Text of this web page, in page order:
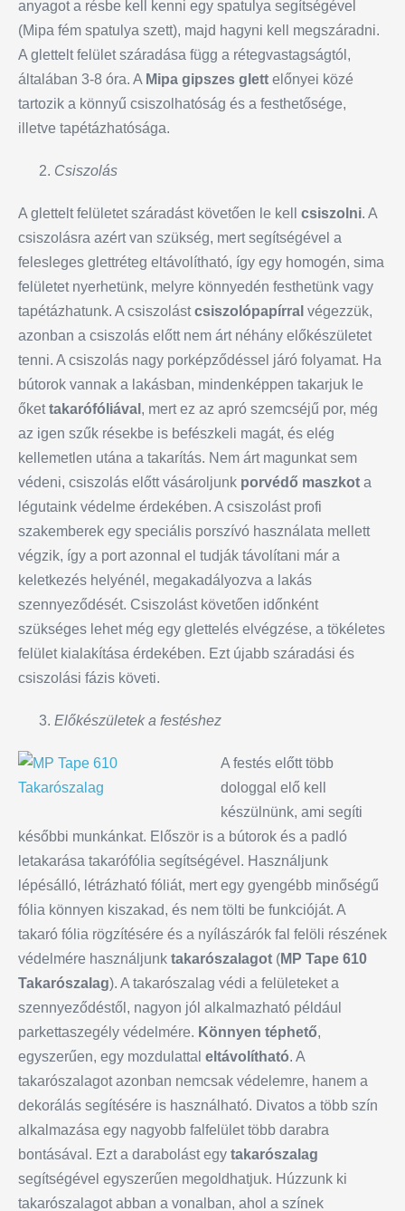
anyagot a résbe kell kenni egy spatulya segítségével
(Mipa fém spatulya szett), majd hagyni kell megszáradni.
A glettelt felület száradása függ a rétegvastagságtól,
általában 3-8 óra. A Mipa gipszes glett előnyei közé
tartozik a könnyű csiszolhatóság és a festhetősége,
illetve tapétázhatósága.
Csiszolás
A glettelt felületet száradást követően le kell csiszolni. A
csiszolásra azért van szükség, mert segítségével a
felesleges glettréteg eltávolítható, így egy homogén, sima
felületet nyerhetünk, melyre könnyedén festhetünk vagy
tapétázhatunk. A csiszolástcsiszolópapírral végezzük,
azonban a csiszolás előtt nem árt néhány előkészületet
tenni. A csiszolás nagy porképződéssel járó folyamat. Ha
bútorok vannak a lakásban, mindenképpen takarjuk le
őkettakarófóliával , mert ez az apró szemcséjű por, még
az igen szűk résekbe is befészkeli magát, és elég
kellemetlen utána a takarítás. Nem árt magunkat sem
védeni, csiszolás előtt vásároljunk porvédő maszkot a
légutaink védelme érdekében. A csiszolást profi
szakemberek egy speciális porszívó használata mellett
végzik, így a port azonnal el tudják távolítani már a
keletkezés helyénél, megakadályozva a lakás
szennyeződését. Csiszolást követően időnként
szükséges lehet még egy glettelés elvégzése, a tökéletes
felület kialakítása érdekében. Ezt újabb száradási és
csiszolási fázis követi.
Előkészületek a festéshez
A festés előtt több
dologgal elő kell
készülnünk, ami segíti
későbbi munkánkat. Először is a bútorok és a padló
letakarása takarófólia segítségével. Használjunk
lépésálló, létrázható fóliát, mert egy gyengébb minőségű
fólia könnyen kiszakad, és nem tölti be funkcióját. A
takaró fólia rögzítésére és a nyílászárók fal felöli részének
védelmére használjunk takarószalagot (MP Tape 610
Takarószalag). A takarószalag védi a felületeket a
szennyeződéstől, nagyon jól alkalmazható például
parkettaszegély védelmére. Könnyen téphető,
egyszerűen, egy mozdulattal eltávolítható. A
takarószalagot azonban nemcsak védelemre, hanem a
dekorálás segítésére is használható. Divatos a több szín
alkalmazása egy nagyobb falfelület több darabra
bontásával. Ezt a darabolást egy takarószalag
segítségével egyszerűen megoldhatjuk. Húzzunk ki
takarószalagot abban a vonalban, ahol a színek